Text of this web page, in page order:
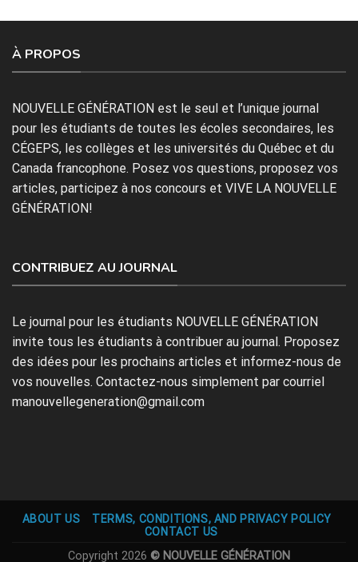
À PROPOS
NOUVELLE GÉNÉRATION est le seul et l’unique journal
pour les étudiants de toutes les écoles secondaires, les
CÉGEPS, les collèges et les universités du Québec et du
Canada francophone. Posez vos questions, proposez vos
articles, participez à nos concours et VIVE LA NOUVELLE
GÉNÉRATION!
CONTRIBUEZ AU JOURNAL
Le journal pour les étudiants NOUVELLE GÉNÉRATION
invite tous les étudiants à contribuer au journal. Proposez
des idées pour les prochains articles et informez-nous de
vos nouvelles. Contactez-nous simplement par courriel
manouvellegeneration@gmail.com
ABOUT US
TERMS, CONDITIONS, AND PRIVACY POLICY
CONTACT US
Copyright 2026 © NOUVELLE GÉNÉRATION